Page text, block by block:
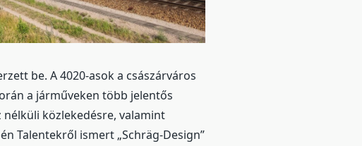
be. A 4020-asok a császárváros
a járműveken több jelentős
nélküli közlekedésre, valamint
Talentekről ismert „Schräg-Design”